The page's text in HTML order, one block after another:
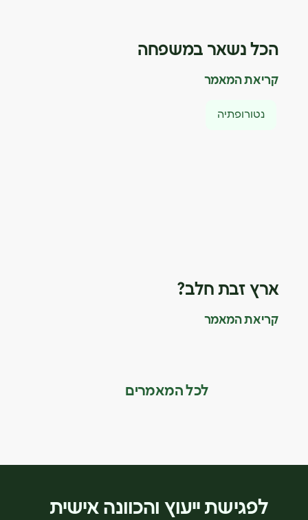
לכל המאמרים
הכל נשאר במשפחה
קריאת המאמר
נטורופתיה
ארץ זבת חלב?
קריאת המאמר
לפגישת ייעוץ והכוונה אישית